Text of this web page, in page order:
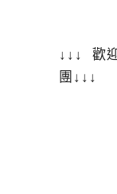
↓↓↓ 歡
團↓↓↓